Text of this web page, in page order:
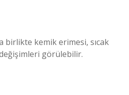
birlikte kemik erimesi, sıcak
görülebilir.